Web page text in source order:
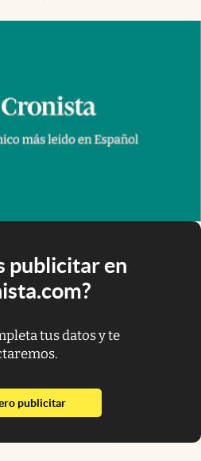
publicitar en
tus datos y te
publicitarabre en nueva pestaña